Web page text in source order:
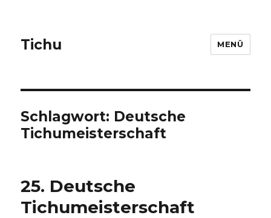
Tichu MENÜ
Schlagwort: Deutsche
Tichumeisterschaft
25. Deutsche
Tichumeisterschaft